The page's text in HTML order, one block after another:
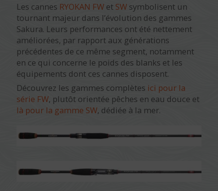
Les cannes RYOKAN FWet SWsymbolisent un
tournant majeur dans l’évolution des gammes
Sakura. Leurs performances ont été nettement
améliorées, par rapport aux générations
précédentes de ce même segment, notamment
en ce qui concerne le poids des blanks et les
équipements dont ces cannes disposent.
Découvrez les gammes complètes ici pour la
série FW, plutôt orientée pêches en eau douce et
là pour la gamme SW, dédiée à la mer.